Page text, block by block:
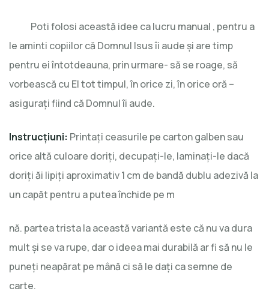
Poti folosi această idee ca lucru manual , pentru a
le aminti copiilor că Domnul Isus îi aude și are timp
pentru ei întotdeauna, prin urmare- să se roage, să
vorbească cu El tot timpul, în orice zi, în orice oră –
asigurați fiind că Domnul îi aude.
Instrucțiuni: Printați ceasurile pe carton galben sau
orice altă culoare doriți, decupați-le, laminați-le dacă
doriți ăi lipiți aproximativ 1 cm de bandă dublu adezivă la
un capăt pentru a putea închide pe m
nă. partea trista la această variantă este că nu va dura
mult și se va rupe, dar o ideea mai durabilă ar fi să nu le
puneți neapărat pe mână ci să le dați ca semne de
carte.